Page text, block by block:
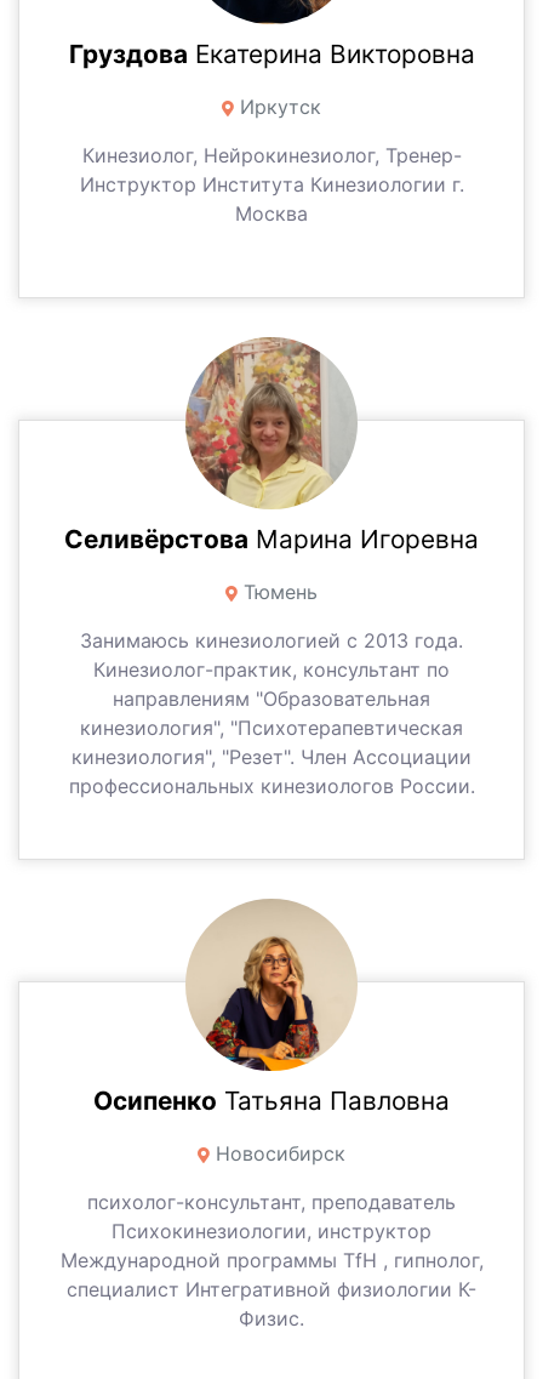
Груздова Екатерина Викторовна
Иркутск
Кинезиолог, Нейрокинезиолог, Тренер-
Инструктор Института Кинезиологии г.
Москва
Селивёрстова Марина Игоревна
Тюмень
Занимаюсь кинезиологией с 2013 года.
Кинезиолог-практик, консультант по
направлениям "Образовательная
кинезиология", "Психотерапевтическая
кинезиология", "Резет". Член Ассоциации
профессиональных кинезиологов России.
Осипенко Татьяна Павловна
Новосибирск
психолог-консультант, преподаватель
Психокинезиологии, инструктор
Международной программы TfH , гипнолог,
специалист Интегративной физиологии К-
Физис.